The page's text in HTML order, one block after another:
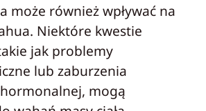
może również wpływać na
Niektóre kwestie
jak problemy
lub zaburzenia
mogą